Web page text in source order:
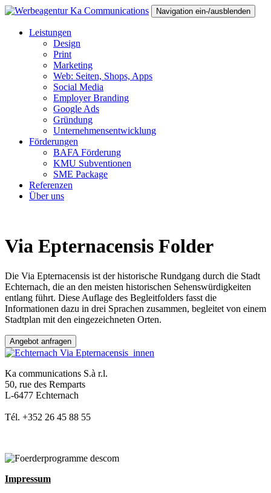
Navigation ein-/ausblenden
Leistungen
Design
Print
Marketing
Web: Seiten, Shops, Apps
Social Media
Employer Branding
Google Ads
Gründung
Unternehmensentwicklung
Förderungen
BAFA Förderung
KMU Subventionen
SME Package
Referenzen
Über uns
Via Epternacensis Folder
Die Via Epternacensis ist der historische Rundgang durch die Stadt
Echternach, die an den meisten historischen Sehenswürdigkeiten
entlang führt. Diese Auflage des Begleitfolders fasst die
Informationen dazu in drei Sprachen zusammen, begleitet von einem
Stadtplan mit den eingezeichneten Orten.
Angebot anfragen
Ka communications S.à r.l.
50, rue des Remparts
L-6477 Echternach
Tél. +352 26 45 88 55
Impressum